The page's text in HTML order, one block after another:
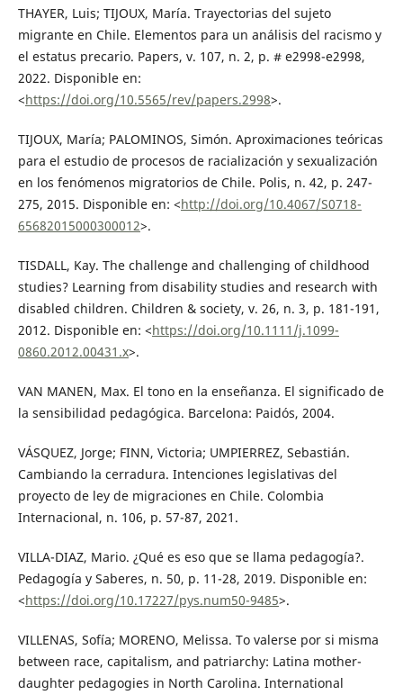
THAYER, Luis; TIJOUX, María. Trayectorias del sujeto
migrante en Chile. Elementos para un análisis del racismo y
el estatus precario. Papers, v. 107, n. 2, p. # e2998-e2998,
2022. Disponible en:
<https://doi.org/10.5565/rev/papers.2998>.
TIJOUX, María; PALOMINOS, Simón. Aproximaciones teóricas
para el estudio de procesos de racialización y sexualización
en los fenómenos migratorios de Chile. Polis, n. 42, p. 247-
275, 2015. Disponible en: <http://doi.org/10.4067/S0718-
65682015000300012>.
TISDALL, Kay. The challenge and challenging of childhood
studies? Learning from disability studies and research with
disabled children. Children & society, v. 26, n. 3, p. 181-191,
2012. Disponible en: <https://doi.org/10.1111/j.1099-
0860.2012.00431.x>.
VAN MANEN, Max. El tono en la enseñanza. El significado de
la sensibilidad pedagógica. Barcelona: Paidós, 2004.
VÁSQUEZ, Jorge; FINN, Victoria; UMPIERREZ, Sebastián.
Cambiando la cerradura. Intenciones legislativas del
proyecto de ley de migraciones en Chile. Colombia
Internacional, n. 106, p. 57-87, 2021.
VILLA-DIAZ, Mario. ¿Qué es eso que se llama pedagogía?.
Pedagogía y Saberes, n. 50, p. 11-28, 2019. Disponible en:
<https://doi.org/10.17227/pys.num50-9485>.
VILLENAS, Sofía; MORENO, Melissa. To valerse por si misma
between race, capitalism, and patriarchy: Latina mother-
daughter pedagogies in North Carolina. International